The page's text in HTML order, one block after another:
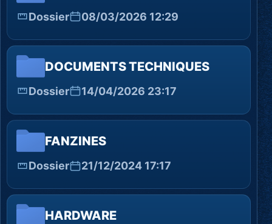
Dossier 08/03/2026 12:29
DOCUMENTS TECHNIQUES
Dossier 14/04/2026 23:17
FANZINES
Dossier 21/12/2024 17:17
HARDWARE